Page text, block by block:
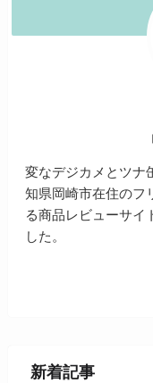
変なデジカメとツナ
知県岡崎市在住のフ
る商品レビューサイ
した。
新着記事